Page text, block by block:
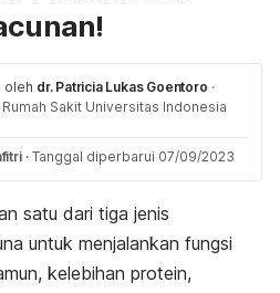
oleh dr. Patricia Lukas Goentoro ·
Rumah Sakit Universitas Indonesia
· Tanggal diperbarui 07/09/2023
satu dari tiga jenis
untuk menjalankan fungsi
kelebihan protein,